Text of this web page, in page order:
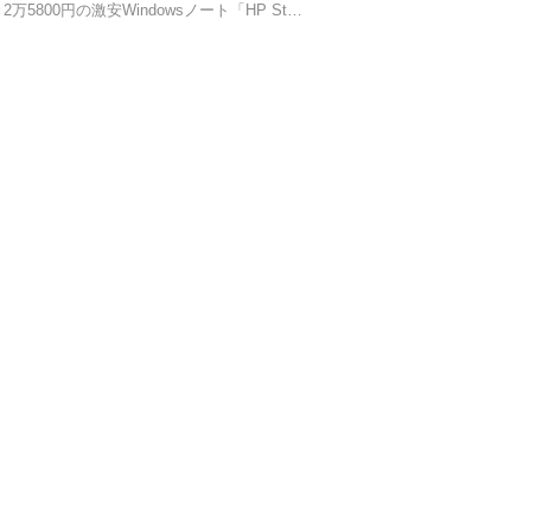
2万5800円の激安Windowsノート「HP St…